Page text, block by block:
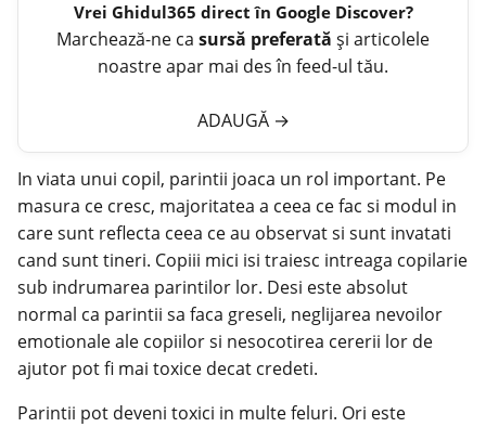
Vrei Ghidul365 direct în Google Discover?
Marchează-ne ca sursă preferată și articolele
noastre apar mai des în feed-ul tău.
ADAUGĂ →
In viata unui copil, parintii joaca un rol important. Pe
masura ce cresc, majoritatea a ceea ce fac si modul in
care sunt reflecta ceea ce au observat si sunt invatati
cand sunt tineri. Copiii mici isi traiesc intreaga copilarie
sub indrumarea parintilor lor. Desi este absolut
normal ca parintii sa faca greseli, neglijarea nevoilor
emotionale ale copiilor si nesocotirea cererii lor de
ajutor pot fi mai toxice decat credeti.
Parintii pot deveni toxici in multe feluri. Ori este